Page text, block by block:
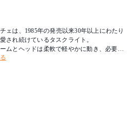
ェは、1985年の発売以来30年以上にわたり
され続けているタスクライト。
ムとヘッドは柔軟で軽やかに動き、必要な
な光を届けます。
パオロ・リザットのコンパッソ・ドーロ受
視覚的な美しさにも優れた名作です。